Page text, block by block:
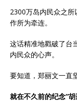
2300万岛内民众之所
作所为牵连。
这话精准地戳破了台
内民众的心声。
要知道，郑丽文一直
就在不久前的纪念“